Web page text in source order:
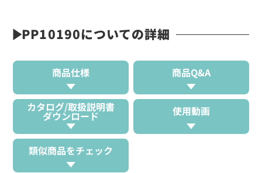
PP10190についての詳細
商品仕様 商品Q&A
カタログ/取扱説明書
ダウンロード 使用動画
類似商品をチェック